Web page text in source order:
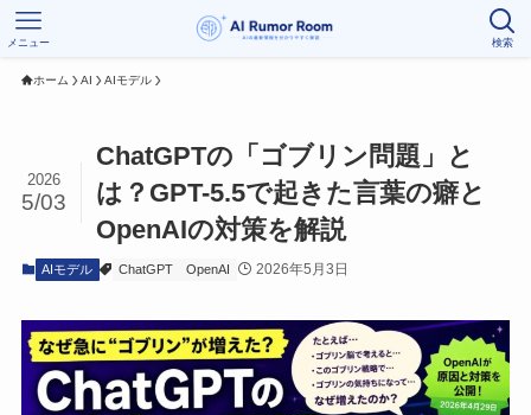
検索
メニュー
ホーム AI AIモデル
ChatGPTの「ゴブリン問題」と
は？GPT-5.5で起きた言葉の癖と
OpenAIの対策を解説
2026
5/03
AIモデル ChatGPT OpenAI 2026年5月3日